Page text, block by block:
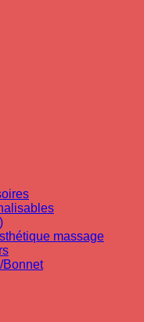
massage
Bonnet